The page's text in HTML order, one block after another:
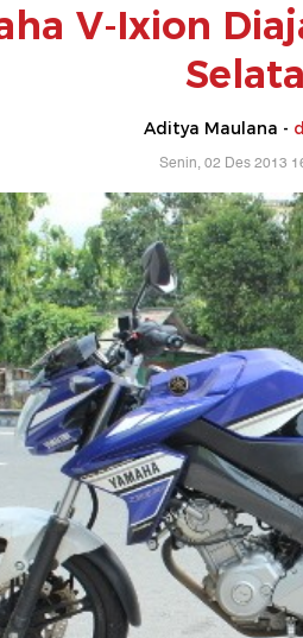
V-Ixion
Aditya Maulana -
Senin, 02 Des 2013